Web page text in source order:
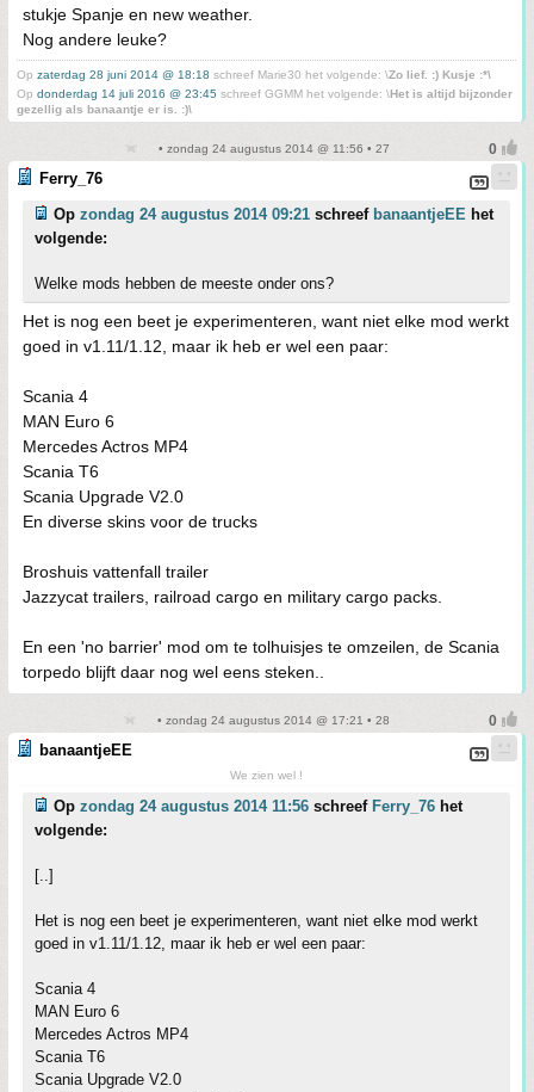
stukje Spanje en new weather.
Nog andere leuke?
Op zaterdag 28 juni 2014 @ 18:18 schreef Marie30 het volgende: \Zo lief. :) Kusje :*\
Op donderdag 14 juli 2016 @ 23:45 schreef GGMM het volgende: \Het is altijd bijzonder
gezellig als banaantje er is. :)\
• zondag 24 augustus 2014 @ 11:56 • 27
Ferry_76
Op zondag 24 augustus 2014 09:21 schreef banaantjeEE het
volgende:
Welke mods hebben de meeste onder ons?
Het is nog een beet je experimenteren, want niet elke mod werkt
goed in v1.11/1.12, maar ik heb er wel een paar:
Scania 4
MAN Euro 6
Mercedes Actros MP4
Scania T6
Scania Upgrade V2.0
En diverse skins voor de trucks
Broshuis vattenfall trailer
Jazzycat trailers, railroad cargo en military cargo packs.
En een 'no barrier' mod om te tolhuisjes te omzeilen, de Scania
torpedo blijft daar nog wel eens steken..
• zondag 24 augustus 2014 @ 17:21 • 28
banaantjeEE
We zien wel !
Op zondag 24 augustus 2014 11:56 schreef Ferry_76 het
volgende:
[..]
Het is nog een beet je experimenteren, want niet elke mod werkt
goed in v1.11/1.12, maar ik heb er wel een paar:
Scania 4
MAN Euro 6
Mercedes Actros MP4
Scania T6
Scania Upgrade V2.0